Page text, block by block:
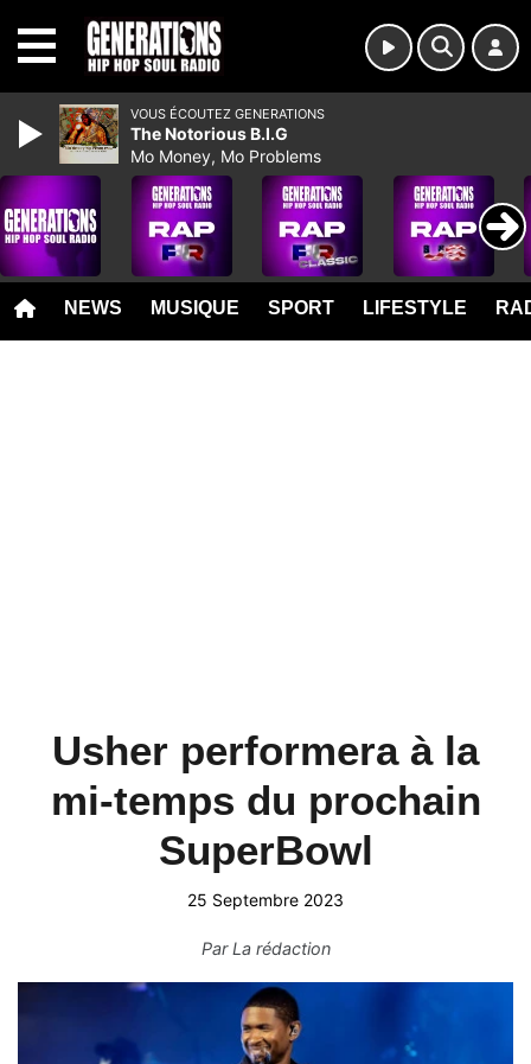
NEWS MUSIQUE SPORT LIFESTYLE
Usher performera à la
mi-temps du prochain
SuperBowl
25 Septembre 2023
ParLa rédaction
VOUS ÉCOUTEZ GENERATIONS
The Notorious B.I.G
Mo Money, Mo Problems